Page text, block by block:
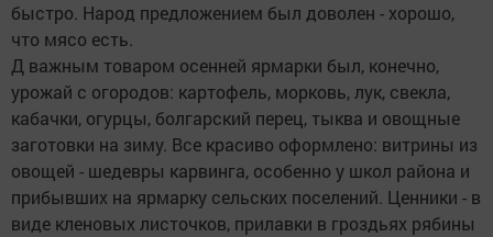
быстро. Народ предложением был доволен - хорошо,
что мясо есть.
Д важным товаром осенней ярмарки был, конечно,
урожай с огородов: картофель, морковь, лук, свекла,
кабачки, огурцы, болгарский перец, тыква и овощные
заготовки на зиму. Все красиво оформлено: витрины из
овощей - шедевры карвинга, особенно у школ района и
прибывших на ярмарку сельских поселений. Ценники - в
виде кленовых листочков, прилавки в гроздьях рябины